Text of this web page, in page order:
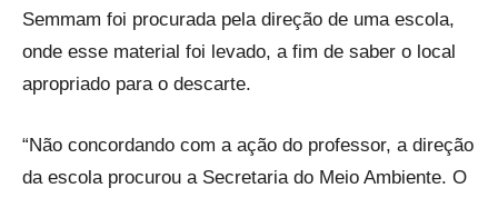
Semmam foi procurada pela direção de uma escola,
onde esse material foi levado, a fim de saber o local
apropriado para o descarte.
“Não concordando com a ação do professor, a direção
da escola procurou a Secretaria do Meio Ambiente. O